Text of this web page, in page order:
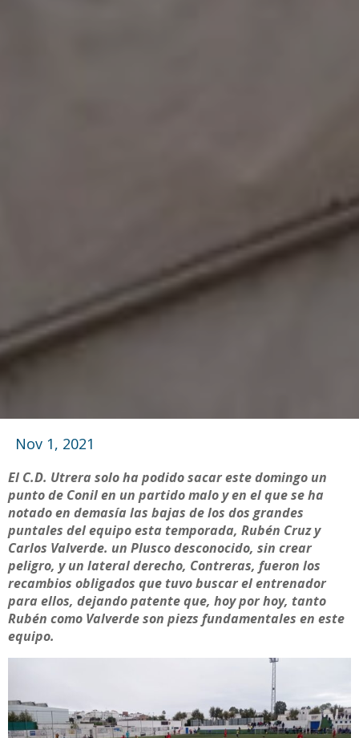
Nov 1, 2021
El C.D. Utrera solo ha podido sacar este domingo un
punto de Conil en un partido malo y en el que se ha
notado en demasía las bajas de los dos grandes
puntales del equipo esta temporada, Rubén Cruz y
Carlos Valverde. un Plusco desconocido, sin crear
peligro, y un lateral derecho, Contreras, fueron los
recambios obligados que tuvo buscar el entrenador
para ellos, dejando patente que, hoy por hoy, tanto
Rubén como Valverde son piezs fundamentales en este
equipo.